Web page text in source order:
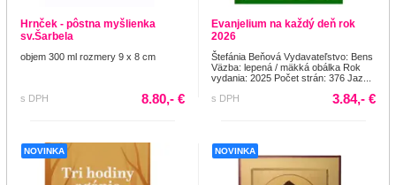
Hrnček - pôstna myšlienka
sv.Šarbela
objem 300 ml rozmery 9 x 8 cm
s DPH 8.80,- €
Evanjelium na každý deň rok
2026
Štefánia Beňová Vydavateľstvo: Bens
Väzba: lepená / mäkká obálka Rok
vydania: 2025 Počet strán: 376 Jaz...
s DPH
3.84,- €
NOVINKA NOVINKA